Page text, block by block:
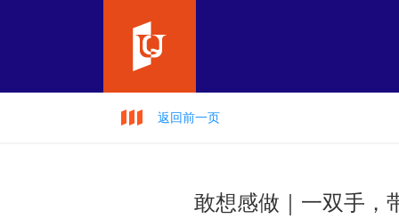
返回前一页
敢想感做｜一双手，